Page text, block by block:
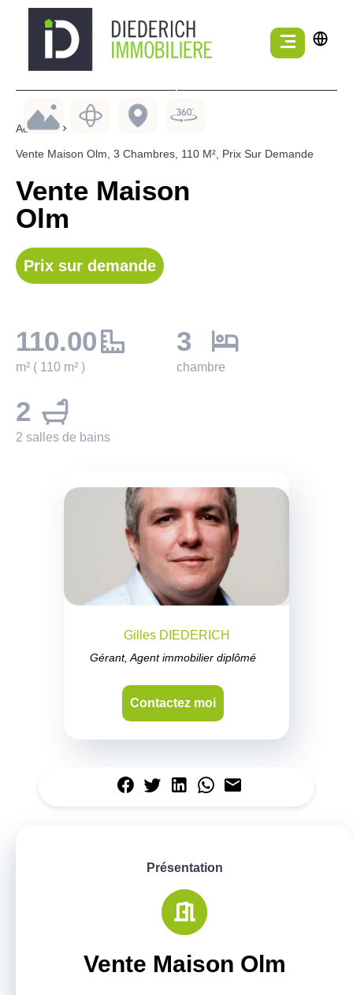
Accueil
Vente Maison Olm, 3 Chambres, 110 M², Prix Sur Demande
Vente Maison
Olm
Prix sur demande
110.00
m² ( 110 m² )
3
chambre
2
2 salles de bains
Gilles DIEDERICH
Gérant, Agent immobilier diplômé
Contactez moi
Présentation
Vente Maison Olm